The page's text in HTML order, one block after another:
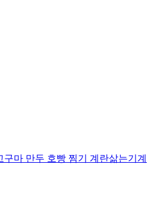
마 만두 호빵 찜기 계란삶는기계